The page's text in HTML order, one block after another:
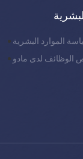
الموارد البشرية
الوظائف لدى مادو